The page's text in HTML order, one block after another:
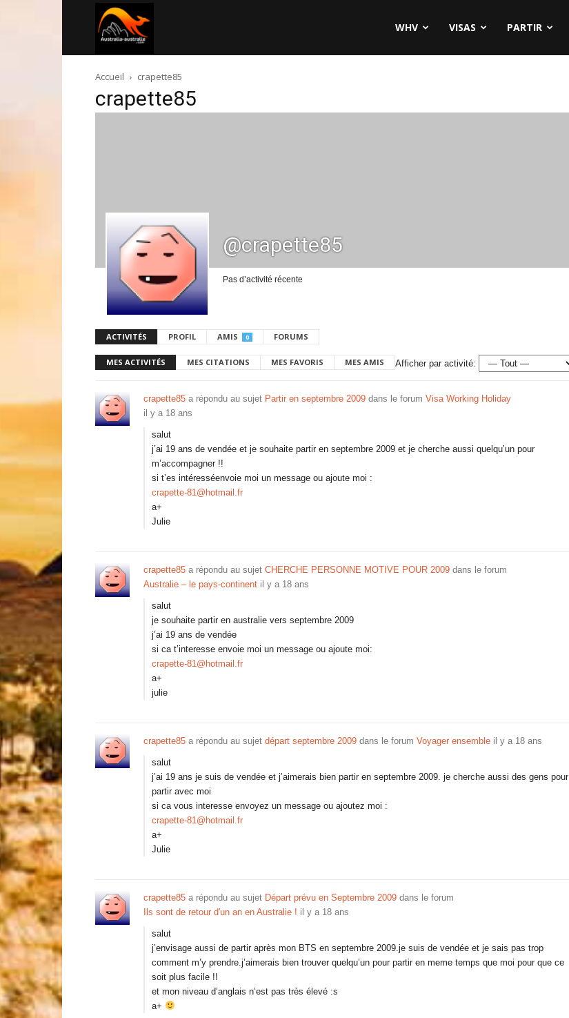
australie.com
WHV VISAS PARTIR
Accueil crapette85
crapette85
@crapette85
Pas d’activité récente
ACTIVITÉS PROFIL AMIS 0 FORUMS
MES ACTIVITÉS MES CITATIONS MES FAVORIS MES AMIS Afficher par activité:
crapette85 a répondu au sujet Partir en septembre 2009 dans le forum Visa Working Holiday
il y a 18 ans
salut
j’ai 19 ans de vendée et je souhaite partir en septembre 2009 et je cherche aussi quelqu’un pour
m’accompagner !!
si t’es intéresséenvoie moi un message ou ajoute moi :
crapette-81@hotmail.fr
a+
Julie
crapette85 a répondu au sujet CHERCHE PERSONNE MOTIVE POUR 2009 dans le forum
Australie – le pays-continent il y a 18 ans
salut
je souhaite partir en australie vers septembre 2009
j’ai 19 ans de vendée
si ca t’interesse envoie moi un message ou ajoute moi:
crapette-81@hotmail.fr
a+
julie
crapette85 a répondu au sujet départ septembre 2009 dans le forum Voyager ensemble il y a 18 ans
salut
j’ai 19 ans je suis de vendée et j’aimerais bien partir en septembre 2009. je cherche aussi des gens pour
partir avec moi
si ca vous interesse envoyez un message ou ajoutez moi :
crapette-81@hotmail.fr
a+
Julie
crapette85 a répondu au sujet Départ prévu en Septembre 2009 dans le forum
Ils sont de retour d'un an en Australie ! il y a 18 ans
salut
j’envisage aussi de partir après mon BTS en septembre 2009.je suis de vendée et je sais pas trop
comment m’y prendre.j’aimerais bien trouver quelqu’un pour partir en meme temps que moi pour que ce
soit plus facile !!
et mon niveau d’anglais n’est pas très élevé :s
a+